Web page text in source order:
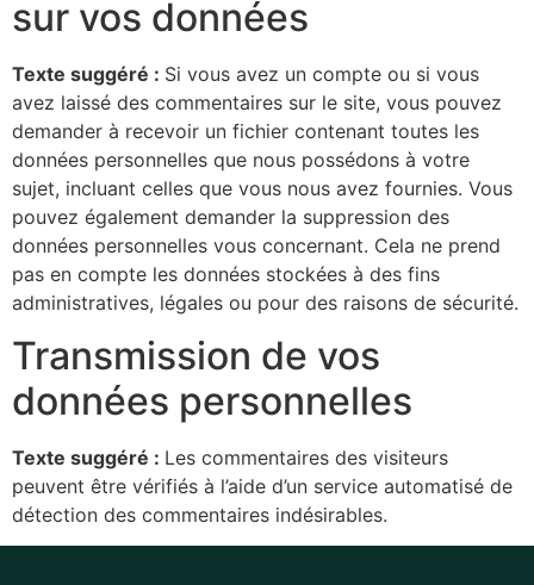
sur vos données
Texte suggéré : Si vous avez un compte ou si vous
avez laissé des commentaires sur le site, vous pouvez
demander à recevoir un fichier contenant toutes les
données personnelles que nous possédons à votre
sujet, incluant celles que vous nous avez fournies. Vous
pouvez également demander la suppression des
données personnelles vous concernant. Cela ne prend
pas en compte les données stockées à des fins
administratives, légales ou pour des raisons de sécurité.
Transmission de vos
données personnelles
Texte suggéré : Les commentaires des visiteurs
peuvent être vérifiés à l’aide d’un service automatisé de
détection des commentaires indésirables.